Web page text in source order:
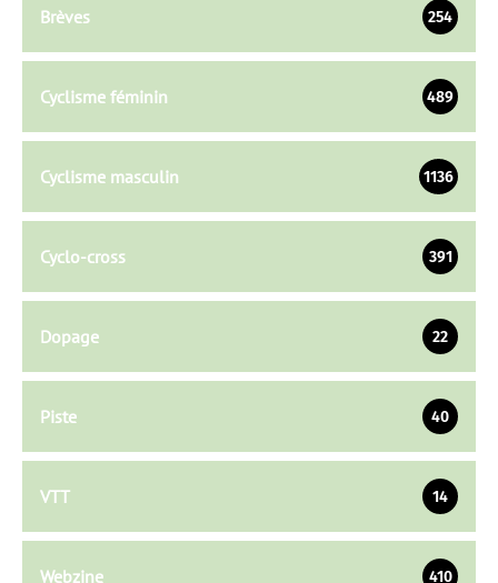
Brèves 254
Cyclisme féminin 489
Cyclisme masculin 1136
Cyclo-cross 391
Dopage 22
Piste 40
VTT 14
Webzine 410